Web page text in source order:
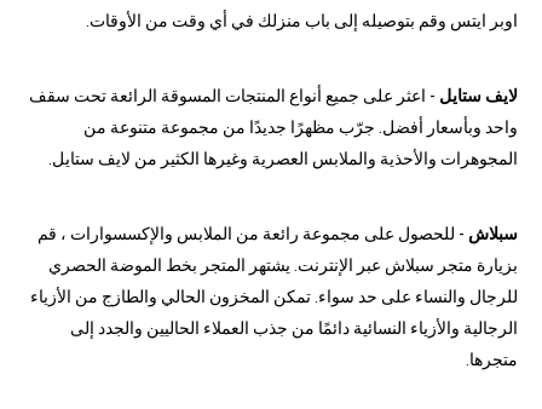
اوبر ايتس وقم بتوصيله إلى باب منزلك في أي وقت من الأوقات.
لايف ستايل - اعثر على جميع أنواع المنتجات المسوقة الرائعة تحت سقف
واحد وبأسعار أفضل. جرّب مظهرًا جديدًا من مجموعة متنوعة من
المجوهرات والأحذية والملابس العصرية وغيرها الكثير من لايف ستايل.
سبلاش - للحصول على مجموعة رائعة من الملابس والإكسسوارات ، قم
بزيارة متجر سبلاش عبر الإنترنت. يشتهر المتجر بخط الموضة الحصري
للرجال والنساء على حد سواء. تمكن المخزون الحالي والطازج من الأزياء
الرجالية والأزياء النسائية دائمًا من جذب العملاء الحاليين والجدد إلى
متجرها.